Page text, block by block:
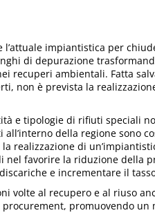
impiantistica per
di depurazione
recuperi ambientali. Fatta
non è prevista la
e tipologie di rifiuti speciali
della regione sono
realizzazione di
favorire la riduzione della
e incrementare il
volte al recupero e al riuso
promuovendo un